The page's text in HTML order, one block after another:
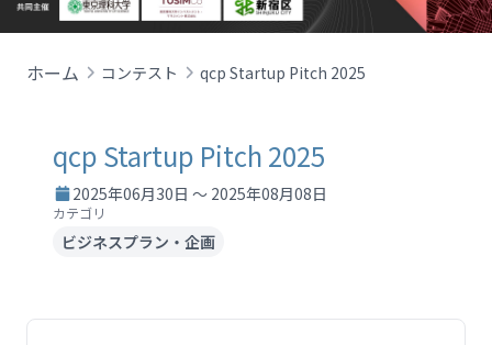
ホーム コンテスト qcp Startup Pitch 2025
qcp Startup Pitch 2025
2025年06月30日 ～ 2025年08月08日
カテゴリ
ビジネスプラン・企画